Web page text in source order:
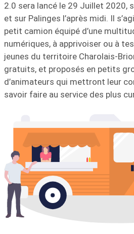
2.0 sera lancé le 29 Juillet 2020,
et sur Palinges l’après midi. Il
petit camion équipé d’une
numériques, à apprivoiser ou à
jeunes du territoire Charolais-
gratuits, et proposés en petits
d’animateurs qui mettront leur
savoir faire au service des plus